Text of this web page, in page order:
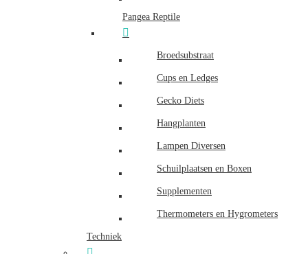
Pangea Reptile
Broedsubstraat
Cups en Ledges
Gecko Diets
Hangplanten
Lampen Diversen
Schuilplaatsen en Boxen
Supplementen
Thermometers en Hygrometers
Techniek